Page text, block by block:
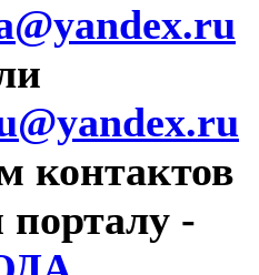
контактов
-